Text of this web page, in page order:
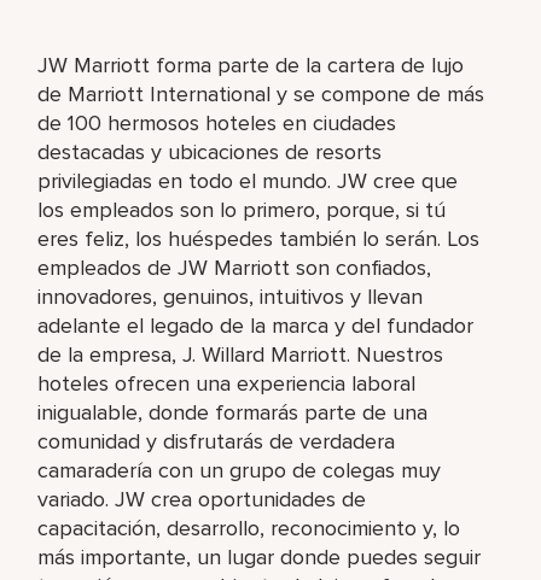
JW Marriott forma parte de la cartera de lujo
de Marriott International y se compone de más
de 100 hermosos hoteles en ciudades
destacadas y ubicaciones de resorts
privilegiadas en todo el mundo. JW cree que
los empleados son lo primero, porque, si tú
eres feliz, los huéspedes también lo serán. Los
empleados de JW Marriott son confiados,
innovadores, genuinos, intuitivos y llevan
adelante el legado de la marca y del fundador
de la empresa, J. Willard Marriott. Nuestros
hoteles ofrecen una experiencia laboral
inigualable, donde formarás parte de una
comunidad y disfrutarás de verdadera
camaradería con un grupo de colegas muy
variado. JW crea oportunidades de
capacitación, desarrollo, reconocimiento y, lo
más importante, un lugar donde puedes seguir